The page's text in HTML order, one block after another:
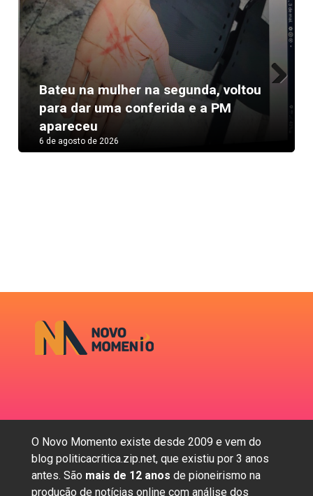
na mulher na segunda, voltou
dar uma conferida e a PM
agosto de 2026
Previous
O Novo Momento existe desde 2009 e vem do
blog politicacritica.zip.net, que existiu por 3 anos
antes. São mais de 12 anos de pioneirismo na
produção de notícias online com análise dos